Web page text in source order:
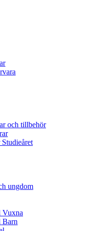
och tillbehör
ungdom
Vuxna
Barn